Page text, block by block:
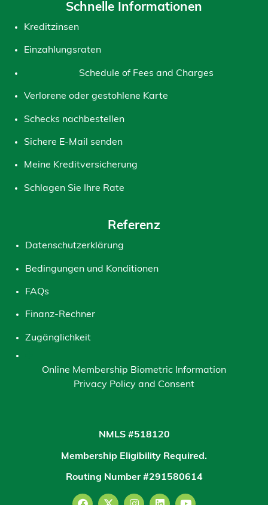
Schnelle Informationen
Kreditzinsen
Einzahlungsraten
Schedule of Fees and Charges
Verlorene oder gestohlene Karte
Schecks nachbestellen
Sichere E-Mail senden
Meine Kreditversicherung
Schlagen Sie Ihre Rate
Referenz
Datenschutzerklärung
Bedingungen und Konditionen
FAQs
Finanz-Rechner
Zugänglichkeit
Online Membership Biometric Information
Privacy Policy and Consent
NMLS #518120
Membership Eligibility Required.
Routing Number #291580614